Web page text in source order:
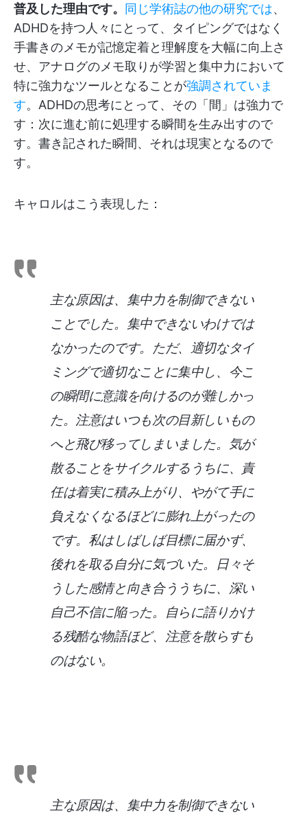
普及した理由です。 同じ学術誌の他の研究では、
ADHDを持つ人々にとって、タイピングではなく
手書きのメモが記憶定着と理解度を大幅に向上さ
せ、アナログのメモ取りが学習と集中力において
特に強力なツールとなることが強調されていま
す。ADHDの思考にとって、その「間」は強力で
す：次に進む前に処理する瞬間を生み出すので
す。書き記された瞬間、それは現実となるので
す。
キャロルはこう表現した：
主な原因は、集中力を制御できない
ことでした。集中できないわけでは
なかったのです。ただ、適切なタイ
ミングで適切なことに集中し、今こ
の瞬間に意識を向けるのが難しかっ
た。注意はいつも次の目新しいもの
へと飛び移ってしまいました。気が
散ることをサイクルするうちに、責
任は着実に積み上がり、やがて手に
負えなくなるほどに膨れ上がったの
です。私はしばしば目標に届かず、
後れを取る自分に気づいた。日々そ
うした感情と向き合ううちに、深い
自己不信に陥った。自らに語りかけ
る残酷な物語ほど、注意を散らすも
のはない。
主な原因は、集中力を制御できない